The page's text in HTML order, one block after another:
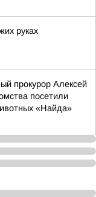
руках
прокурор Алексей
посетили
«Найда»